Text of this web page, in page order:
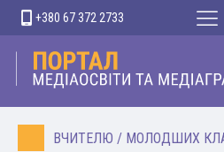
+380 67 372 2733
ВЧИТЕЛЮ / МОЛОДШИХ